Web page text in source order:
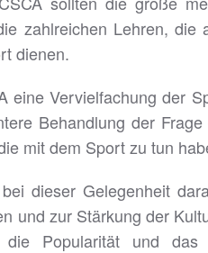
zahlreichen Lehren,
dienen.
eine Vervielfachung der
Behandlung der
mit dem Sport zu tun
dieser Gelegenheit
und zur Stärkung der
Popularität und das